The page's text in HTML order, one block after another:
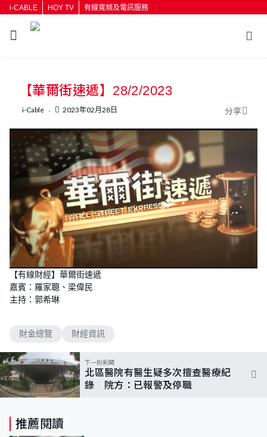
i-CABLE HOY TV 有線寬頻及電訊服務
按輸入鍵開始搜尋
【華爾街速遞】28/2/2023
i-Cable 2023年02月28日 分享
【有線財經】華爾街速遞
嘉賓：羅家聰、梁偉民
主持：郭希琳
財金總覽 財經資訊
下一則新聞
北區醫院有醫生疑多次擅查醫療紀
錄 院方：已報警及停職
推薦閱讀